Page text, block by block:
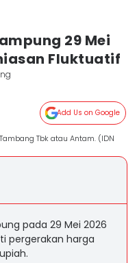
29 Mei
Fluktuatif
Add Us on Google
Tbk atau Antam. (IDN
pada 29 Mei 2026
pergerakan harga